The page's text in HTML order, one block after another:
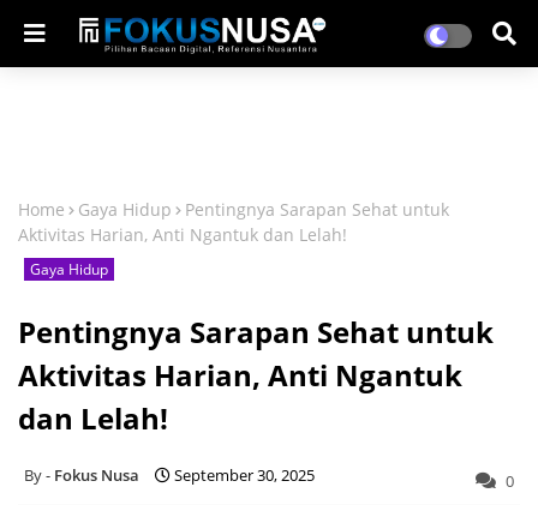
Home Gaya Hidup
Pentingnya Sarapan Sehat untuk
Aktivitas Harian, Anti Ngantuk dan Lelah!
Gaya Hidup
Pentingnya Sarapan Sehat untuk
Aktivitas Harian, Anti Ngantuk
dan Lelah!
Fokus Nusa September 30, 2025 0